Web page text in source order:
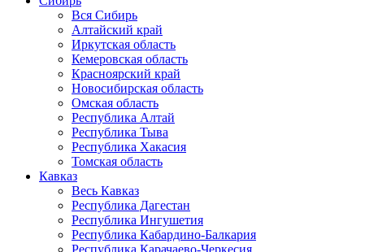
Вся Сибирь
Алтайский край
Иркутская область
Кемеровская область
Красноярский край
Новосибирская область
Омская область
Республика Алтай
Республика Тыва
Республика Хакасия
Томская область
Кавказ
Весь Кавказ
Республика Дагестан
Республика Ингушетия
Республика Кабардино-Балкария
Республика Карачаево-Черкесия